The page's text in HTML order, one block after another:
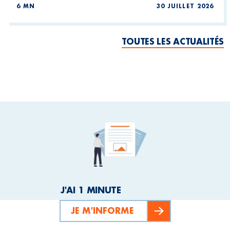
6 MN 30 JUILLET 2026
TOUTES LES ACTUALITÉS
J'AI 1 MINUTE
JE M'INFORME